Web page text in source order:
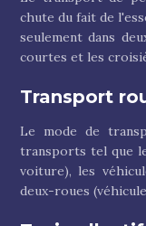
chute du fait de
seulement dans
courtes et les
Transport
Le mode de
transports tel que
voiture), les
deux-roues